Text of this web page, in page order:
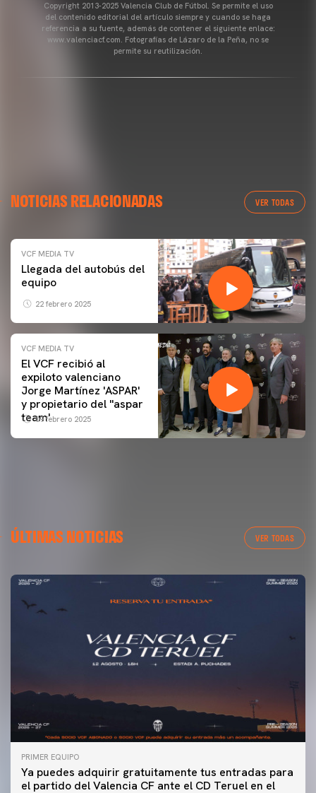
Copyright 2013-2025 Valencia Club de Fútbol. Se permite el uso
del contenido editorial del artículo siempre y cuando se haga
referencia a su fuente, además de contener el siguiente enlace:
www.valenciacf.com. Fotografías de Lázaro de la Peña, no se
permite su reutilización.
NOTICIAS RELACIONADAS VER TODAS
VCF MEDIA TV
Llegada del autobús del
equipo
22 febrero 2025
VCF MEDIA TV
El VCF recibió al
expiloto valenciano
Jorge Martínez 'ASPAR'
y propietario del ''aspar
team'
09 febrero 2025
ÚLTIMAS NOTICIAS VER TODAS
PRIMER EQUIPO
Ya puedes adquirir gratuitamente tus entradas para
el partido del Valencia CF ante el CD Teruel en el